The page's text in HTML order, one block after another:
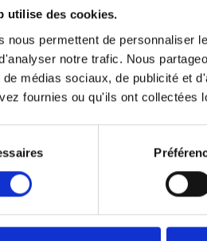
utilise des cookies.
nous permettent de personnaliser
notre trafic. Nous
de médias sociaux, de publicité et
fournies ou qu'ils ont collectées
cuisine avec la Menuiserie
du 70,25 et 90.
notre expertise pour vous
belle
et plus loin, laissez libre cours à
des meubles, esthétiques